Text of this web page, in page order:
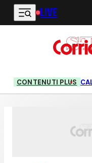
Vai al contenuto principale
LIVE
CONTENUTI PLUS